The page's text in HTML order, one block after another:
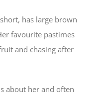
has large brown
favourite pastimes
and chasing after
about her and often